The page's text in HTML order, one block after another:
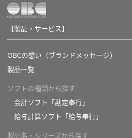
【製品・サービス】
OBCの想い（ブランドメッセージ）
製品一覧
ソフトの種類から探す
会計ソフト「勘定奉行」
給与計算ソフト「給与奉行」
製品名・シリーズから探す